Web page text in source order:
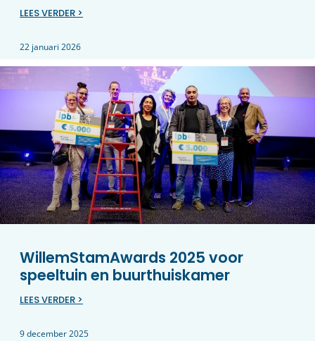
LEES VERDER >
22 januari 2026
WillemStamAwards 2025 voor
speeltuin en buurthuiskamer
LEES VERDER >
9 december 2025